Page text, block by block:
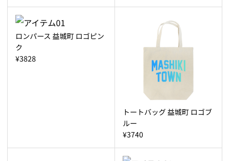
ロンパース 益城町 ロゴピン
ク
¥3828
トートバッグ 益城町 ロゴブ
ルー
¥3740